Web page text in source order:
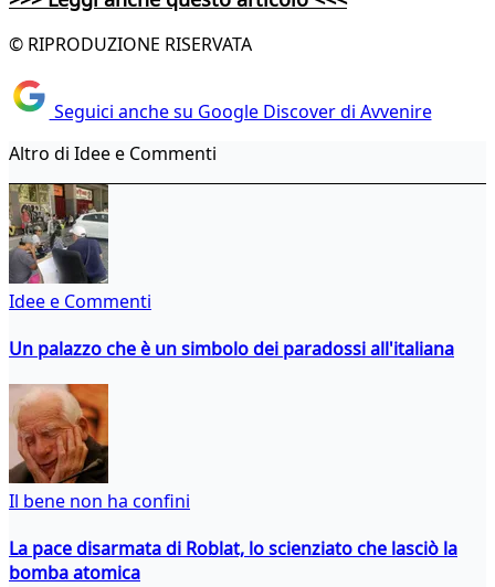
© RIPRODUZIONE RISERVATA
Seguici anche su Google Discover di Avvenire
Altro di Idee e Commenti
Idee e Commenti
Un palazzo che è un simbolo dei paradossi all'italiana
Il bene non ha confini
La pace disarmata di Roblat, lo scienziato che lasciò la
bomba atomica